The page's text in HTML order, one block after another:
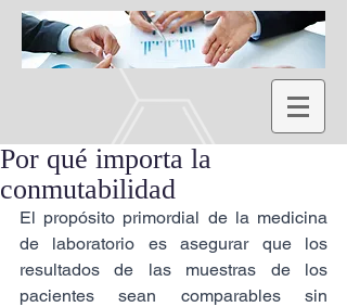
Por qué importa la
conmutabilidad
El propósito primordial de la medicina
de laboratorio es asegurar que los
resultados de las muestras de los
pacientes sean comparables sin